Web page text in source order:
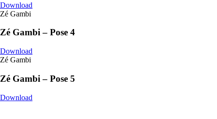
Download
Zé Gambi
Zé Gambi – Pose 4
Download
Zé Gambi
Zé Gambi – Pose 5
Download